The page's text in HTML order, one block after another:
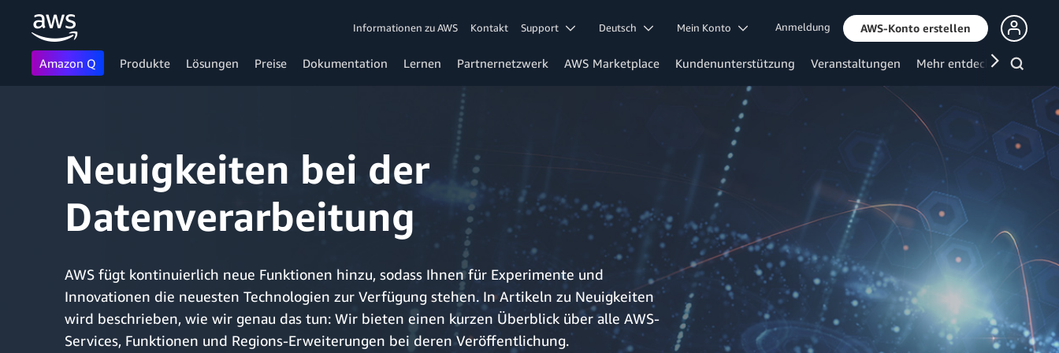
Informationen zu AWS Kontakt Support Deutsch Mein Konto Anmeldung AWS-Konto erstellen
Amazon Q Produkte Lösungen Preise Dokumentation Lernen Partnernetzwerk AWS Marketplace Kundenunterstützung Veranstaltungen Mehr entdecken
Neuigkeiten bei der
Datenverarbeitung
AWS fügt kontinuierlich neue Funktionen hinzu, sodass Ihnen für Experimente und
Innovationen die neuesten Technologien zur Verfügung stehen. In Artikeln zu Neuigkeiten
wird beschrieben, wie wir genau das tun: Wir bieten einen kurzen Überblick über alle AWS-
Services, Funktionen und Regions-Erweiterungen bei deren Veröffentlichung.